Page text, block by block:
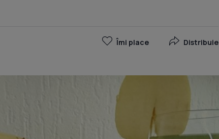
Îmi place Distribuie